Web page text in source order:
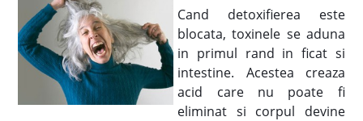
Cand detoxifierea este
blocata, toxinele se aduna
in primul rand in ficat si
intestine. Acestea creaza
acid care nu poate fi
eliminat si corpul devine